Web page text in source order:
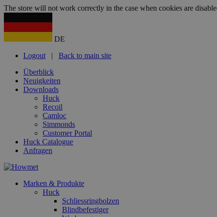
The store will not work correctly in the case when cookies are
DE
Logout | Back to main site
Überblick
Neuigkeiten
Downloads
Huck
Recoil
Camloc
Simmonds
Customer Portal
Huck Catalogue
Anfragen
Marken & Produkte
Huck
Schliessringbolzen
Blindbefestiger